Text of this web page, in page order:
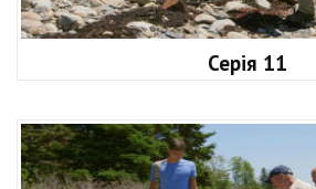
Серія 11